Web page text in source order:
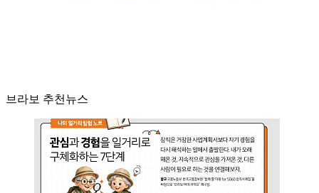
브라보 추천뉴스